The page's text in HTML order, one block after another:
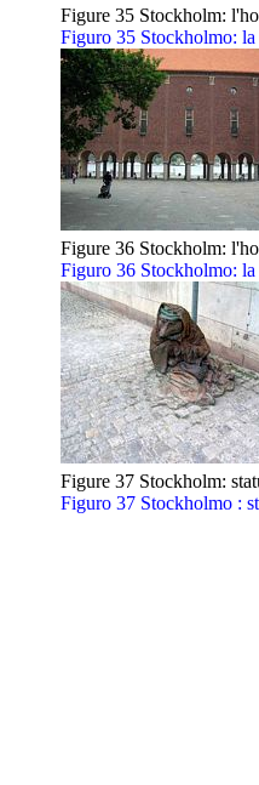
Figure 35 Stockholm:
Figuro 35 Stockholmo:
Figure 36 Stockholm:
Figuro 36 Stockholmo:
Figure 37 Stockholm:
Figuro 37 Stockholmo :